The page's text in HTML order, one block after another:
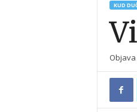
R
KUD
Objava